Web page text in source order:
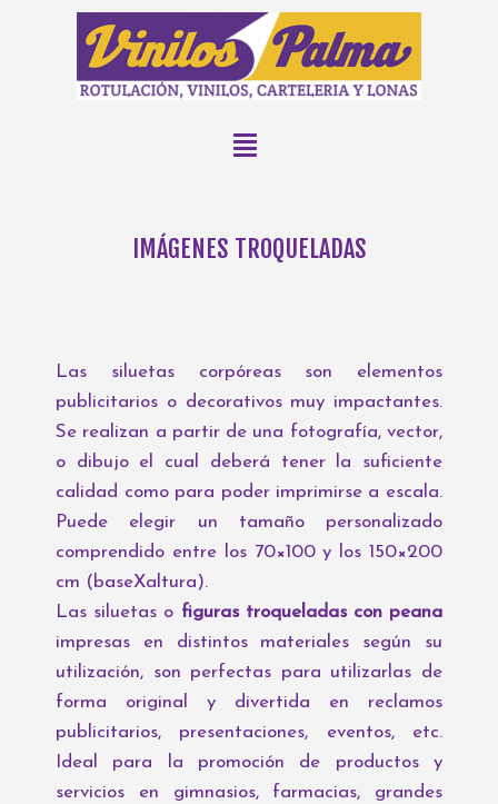
IMÁGENES TROQUELADAS
Las siluetas corpóreas son elementos
publicitarios o decorativos muy impactantes.
Se realizan a partir de una fotografía, vector,
o dibujo el cual deberá tener la suficiente
calidad como para poder imprimirse a escala.
Puede elegir un tamaño personalizado
comprendido entre los 70×100 y los 150×200
cm (baseXaltura).
Las siluetas o figuras troqueladas con peana
impresas en distintos materiales según su
utilización, son perfectas para utilizarlas de
forma original y divertida en reclamos
publicitarios, presentaciones, eventos, etc.
Ideal para la promoción de productos y
servicios en gimnasios, farmacias, grandes